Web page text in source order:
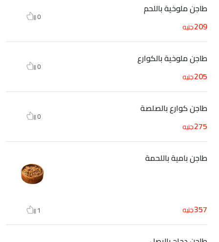
طاجن ملوخية باللحم
209جنيه
0
طاجن ملوخية بالكوارع
205جنيه
0
طاجن كوارع بالصلصة
275جنيه
0
طاجن بامية باللحمة
357جنيه 1